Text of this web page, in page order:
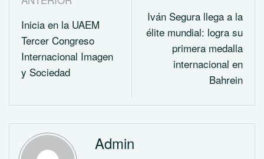
Inicia en la UAEM
Tercer Congreso
Internacional Imagen
y Sociedad
Iván Segura llega a la
élite mundial: logra su
primera medalla
internacional en
Bahrein
Admin